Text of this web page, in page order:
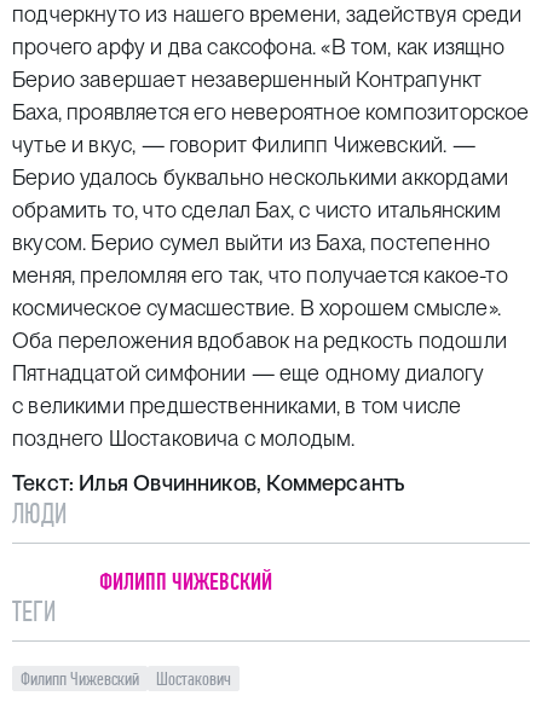
подчеркнуто из нашего времени, задействуя среди
прочего арфу и два саксофона. «В том, как изящно
Берио завершает незавершенный Контрапункт
Баха, проявляется его невероятное композиторское
чутье и вкус, — говорит Филипп Чижевский. —
Берио удалось буквально несколькими аккордами
обрамить то, что сделал Бах, с чисто итальянским
вкусом. Берио сумел выйти из Баха, постепенно
меняя, преломляя его так, что получается какое-то
космическое сумасшествие. В хорошем смысле».
Оба переложения вдобавок на редкость подошли
Пятнадцатой симфонии — еще одному диалогу
с великими предшественниками, в том числе
позднего Шостаковича с молодым.
Текст: Илья Овчинников, Коммерсантъ
ЛЮДИ
ФИЛИПП ЧИЖЕВСКИЙ
ТЕГИ
Филипп Чижевский Шостакович